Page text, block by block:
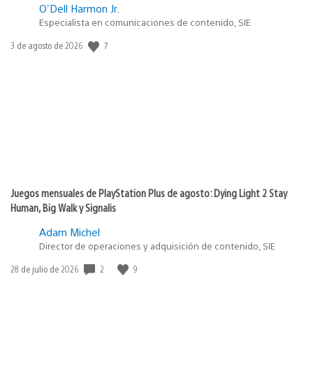
O'Dell Harmon Jr.
Especialista en comunicaciones de contenido, SIE
Fecha
3 de agosto de 2026 7
Juegos mensuales de PlayStation Plus de agosto: Dying Light 2 Stay
Human, Big Walk y Signalis
Adam Michel
Director de operaciones y adquisición de contenido, SIE
Fecha
28 de julio de 2026 2 9